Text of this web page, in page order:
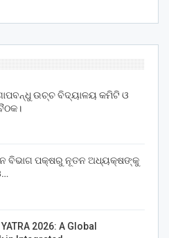
ଉଚ୍ଚ ବିଦ୍ୟାଳୟ କମିଟି ଓ
ବିଭାଗ ପକ୍ଷରୁ ନୂତନ ଅଧ୍ୟକ୍ଷଙ୍କୁ
YATRA 2026: A Global